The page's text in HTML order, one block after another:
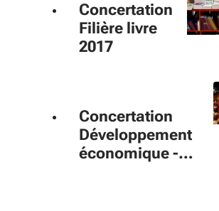
Concertation
Filière livre
2017
Concertation
Développement
économique -